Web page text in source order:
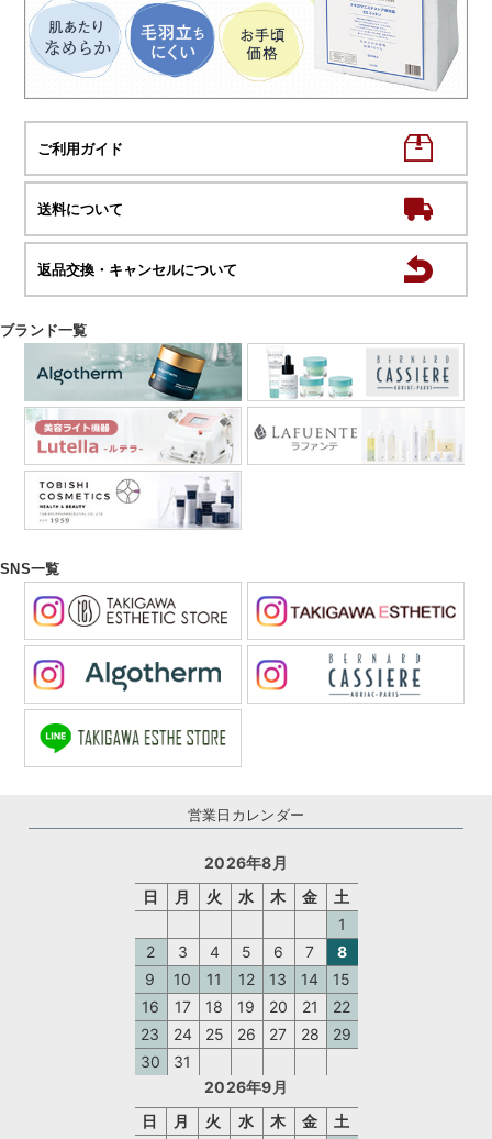
ご利用ガイド
送料について
返品交換・キャンセルについて
ブランド一覧
SNS一覧
営業日カレンダー
2026年8月
日 月 火 水 木 金 土
1
2
3 4 5 6 7
8
9
10 11 12 13 14
15
16
17 18 19 20 21
22
23
24 25 26 27 28
29
30
31
2026年9月
日 月 火 水 木 金 土